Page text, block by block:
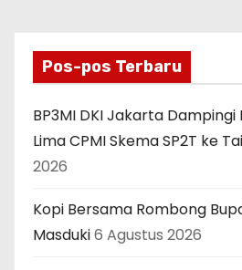
Pos-pos Terbaru
BP3MI DKI Jakarta
Lima CPMI Skema SP2T ke
2026
Kopi Bersama Rombong
Masduki6 Agustus 2026